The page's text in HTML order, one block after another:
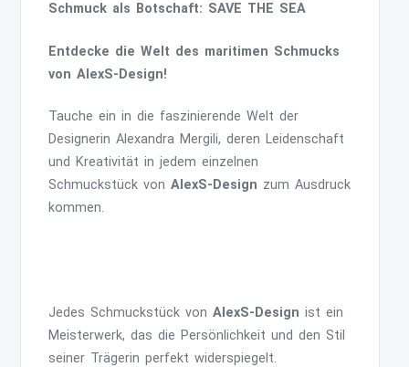
Schmuck als Botschaft: SAVE THE SEA
Entdecke die Welt des maritimen Schmucks
von AlexS-Design!
Tauche ein in die faszinierende Welt der
Designerin Alexandra Mergili, deren Leidenschaft
und Kreativität in jedem einzelnen
Schmuckstück vonAlexS-Design zum Ausdruck
kommen.
Jedes Schmuckstück vonAlexS-Design ist ein
Meisterwerk, das die Persönlichkeit und den Stil
seiner Trägerin perfekt widerspiegelt.